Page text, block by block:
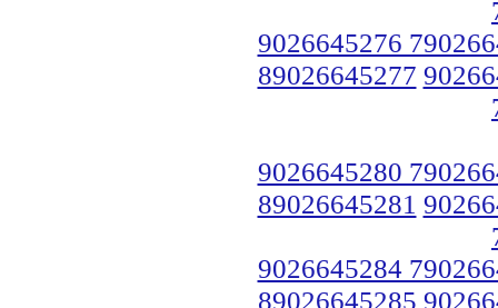
9026645276
89026645277
9026645280
89026645281
9026645284
89026645285